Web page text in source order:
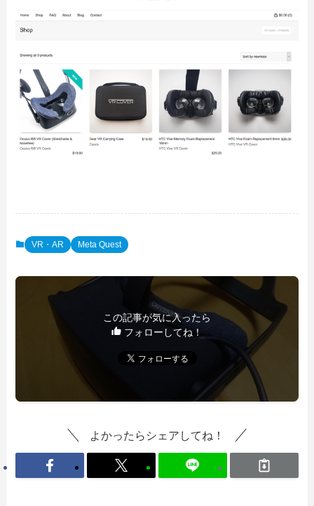
VR・AR Meta Quest
この記事が気に入ったら
フォローしてね！
よかったらシェアしてね！